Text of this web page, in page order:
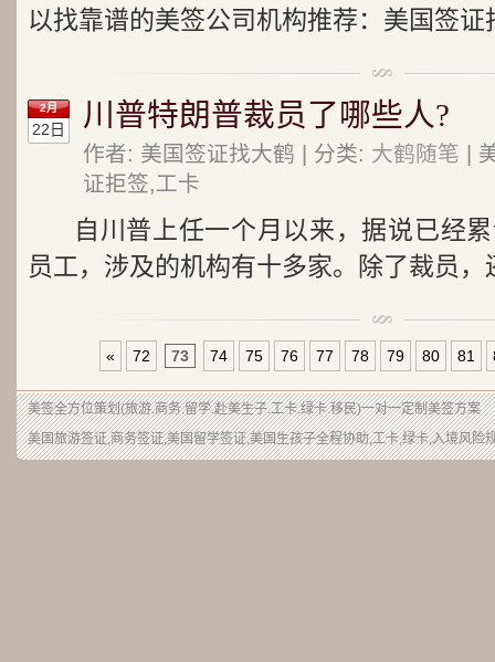
以找靠谱的美签公司机构推荐：美国签
2月
22日 川普特朗普裁员了哪些人?
作者: 美国签证找大鹤 | 分类: 大鹤随笔 |
证拒签,工卡
自川普上任一个月以来，据说已经
员工，涉及的机构有十多家。除了裁员
« 72 73 74 75 76 77 78 79 80 81
美签全方位策划(旅游.商务.留学.赴美生子.工卡.绿卡.移民)一对一定制美签方案
美国旅游签证,商务签证,美国留学签证,美国生孩子全程协助,工卡,绿卡,入境风险